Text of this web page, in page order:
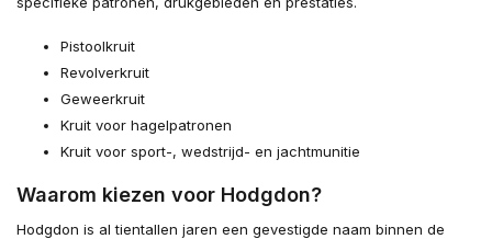
Pistoolkruit
Revolverkruit
Geweerkruit
Kruit voor hagelpatronen
Kruit voor sport-, wedstrijd- en jachtmunitie
Waarom kiezen voor Hodgdon?
Hodgdon is al tientallen jaren een gevestigde naam binnen de